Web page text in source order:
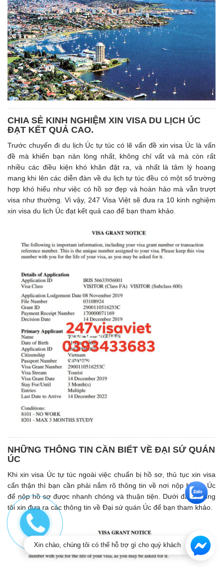
CHIA SẺ KINH NGHIỆM XIN VISA DU LỊCH ÚC
ĐẠT KẾT QUẢ CAO.
Trước chuyến đi du lịch Úc tự túc có lẽ vấn đề xin visa Úc là vấn
đề mà khiến bạn nản lòng nhất, không chỉ vất vả mà còn rất
nhiều các điều kiện khó khăn đặt ra, và nhất là tâm lý hoang
mang khi lên các diễn đàn về du lịch tự túc đều có một số trường
hợp khó hiểu như việc có hồ sơ đẹp và hoàn hảo mà vẫn trượt
visa như thường. Vì vậy, 247 Visa Việt sẽ đưa ra 10 kinh nghiệm
xin visa du lịch Úc đạt kết quả cao để bạn tham khảo.
NHỮNG THÔNG TIN CẦN BIẾT VỀ ĐẠI SỨ QUÁN
ÚC
Khi xin visa Úc tự túc ngoài việc chuẩn bị hồ sơ, thủ tục xin visa
cẩn thận thì bạn cần phải nắm rõ thông tin về nơi nộp hồ sơ Úc
để nộp hồ sơ được nhanh chóng và thuận tiện. Dưới đây, chúng
tôi xin đưa ra các thông tin về Đại sứ quán Úc để bạn tham khảo.
Xin chào, chúng tôi có thể hỗ trợ gì cho quý khách